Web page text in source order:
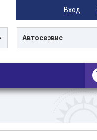
Вход
Автосервис